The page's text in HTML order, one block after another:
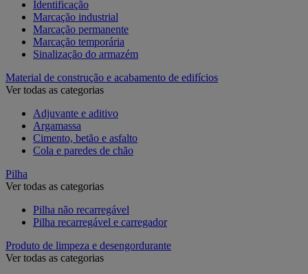
Identificação
Marcação industrial
Marcação permanente
Marcação temporária
Sinalização do armazém
Material de construção e acabamento de edifícios
Ver todas as categorias
Adjuvante e aditivo
Argamassa
Cimento, betão e asfalto
Cola e paredes de chão
Pilha
Ver todas as categorias
Pilha não recarregável
Pilha recarregável e carregador
Produto de limpeza e desengordurante
Ver todas as categorias